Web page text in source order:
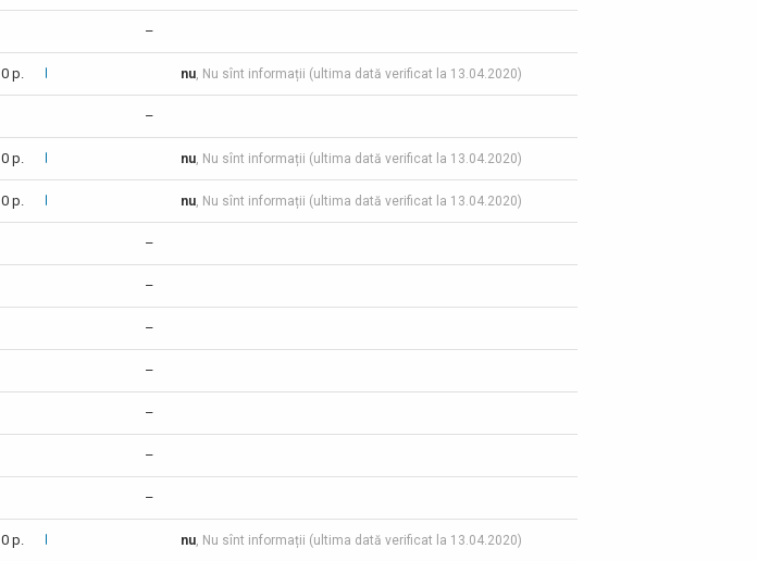
–
0 p. nu, Nu sînt informații (ultima dată verificat la 13.04.2020)
–
0 p. nu, Nu sînt informații (ultima dată verificat la 13.04.2020)
0 p. nu, Nu sînt informații (ultima dată verificat la 13.04.2020)
–
–
–
–
–
–
–
0 p. nu, Nu sînt informații (ultima dată verificat la 13.04.2020)